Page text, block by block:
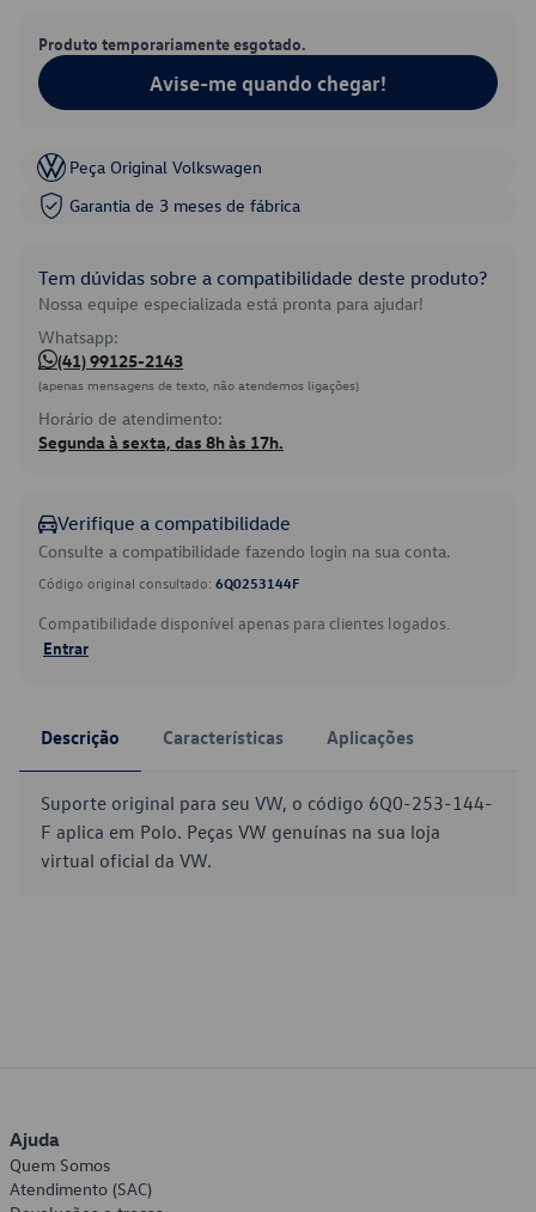
Produto temporariamente esgotado.
Avise-me quando chegar!
Peça Original Volkswagen
Garantia de 3 meses de fábrica
Tem dúvidas sobre a compatibilidade deste produto?
Nossa equipe especializada está pronta para ajudar!
Whatsapp:
(41) 99125-2143
(apenas mensagens de texto, não atendemos ligações)
Horário de atendimento:
Segunda à sexta, das 8h às 17h.
Verifique a compatibilidade
Consulte a compatibilidade fazendo login na sua conta.
Código original consultado: 6Q0253144F
Compatibilidade disponível apenas para clientes logados.
Entrar
Descrição Características Aplicações
Suporte original para seu VW, o código 6Q0-253-144-
F aplica em Polo. Peças VW genuínas na sua loja
virtual oficial da VW.
Ajuda
Quem Somos
Atendimento (SAC)